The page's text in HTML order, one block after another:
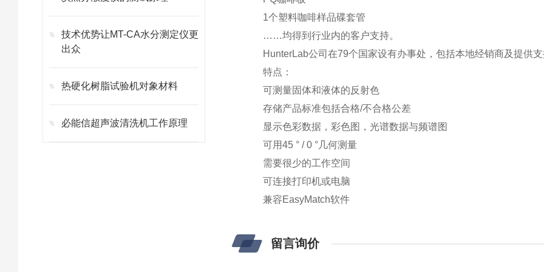
技术优势让MT-CA水分测定仪更
出众
热硬化树脂试验机对象材料
​必能信超声波清洗机工作原理
1个塑料咖啡样品碟套管
……均得到行业内的客户支持。
HunterLab公司在79个国家设有办事处，包括本地经销商及提供支
特点：
可测量固体和液体的反射色
存储产品标准包括合格/不合格公差
显示色彩数据，彩色图，光谱数据与频谱图
可用45 ° / 0 °几何测量
需要很少的工作空间
可连接打印机或电脑
兼容EasyMatch软件
留言询价